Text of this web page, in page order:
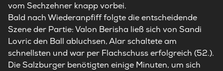
vom Sechzehner knapp vorbei.
Bald nach Wiederanpfiff folgte die entscheidende
Szene der Partie: Valon Berisha ließ sich von Sandi
Lovric den Ball abluchsen, Alar schaltete am
schnellsten und war per Flachschuss erfolgreich (52.).
Die Salzburger benötigten einige Minuten, um sich